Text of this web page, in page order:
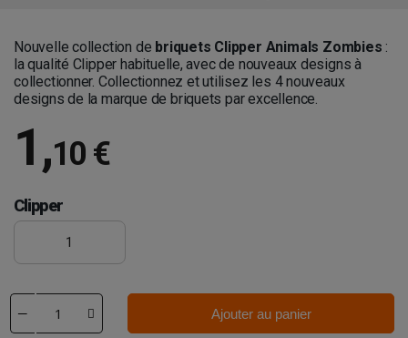
Nouvelle collection de briquets Clipper Animals Zombies :
la qualité Clipper habituelle, avec de nouveaux designs à
collectionner. Collectionnez et utilisez les 4 nouveaux
designs de la marque de briquets par excellence.
1,10 €
Clipper
1
Ajouter au panier